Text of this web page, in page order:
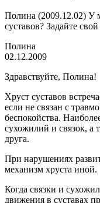
Полина (2009.12.02) У
суставов? Задайте
Полина
02.12.2009
Здравствуйте, Полина!
Хруст суставов
если не связан с
беспокойства.
сухожилий и связок, а
друга.
При нарушениях
механизм хруста иной.
Когда связки и
движения в суставах